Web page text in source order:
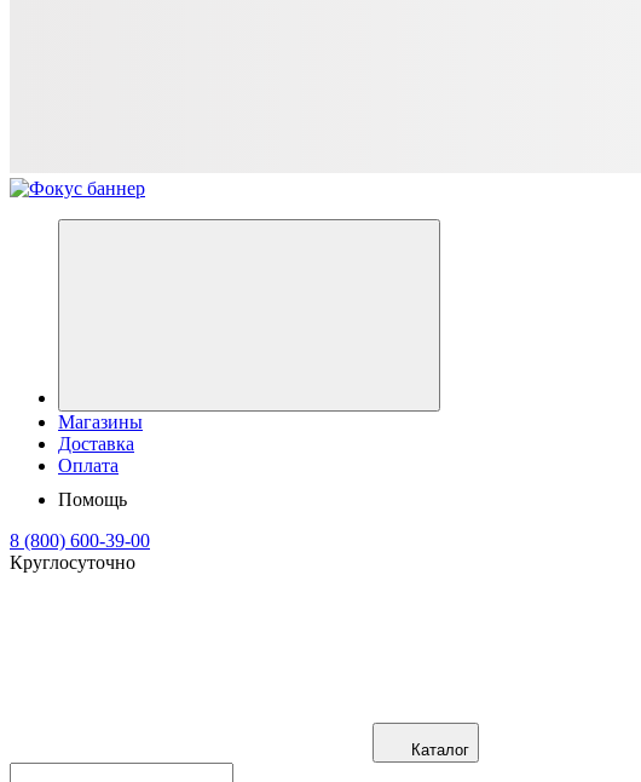
Магазины
Доставка
Оплата
Помощь
8 (800) 600-39-00
Круглосуточно
Каталог